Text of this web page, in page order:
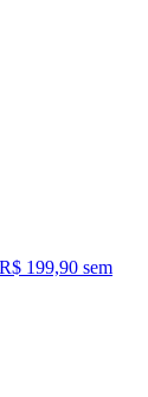
R$ 199,90 sem